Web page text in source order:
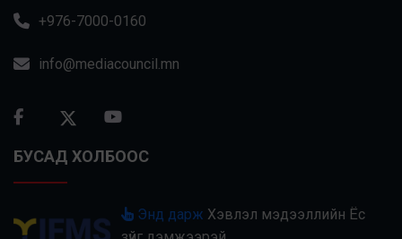
+976-7000-0160
info@mediacouncil.mn
БУСАД ХОЛБООС
Энд дарж Хэвлэл мэдээллийн Ёс